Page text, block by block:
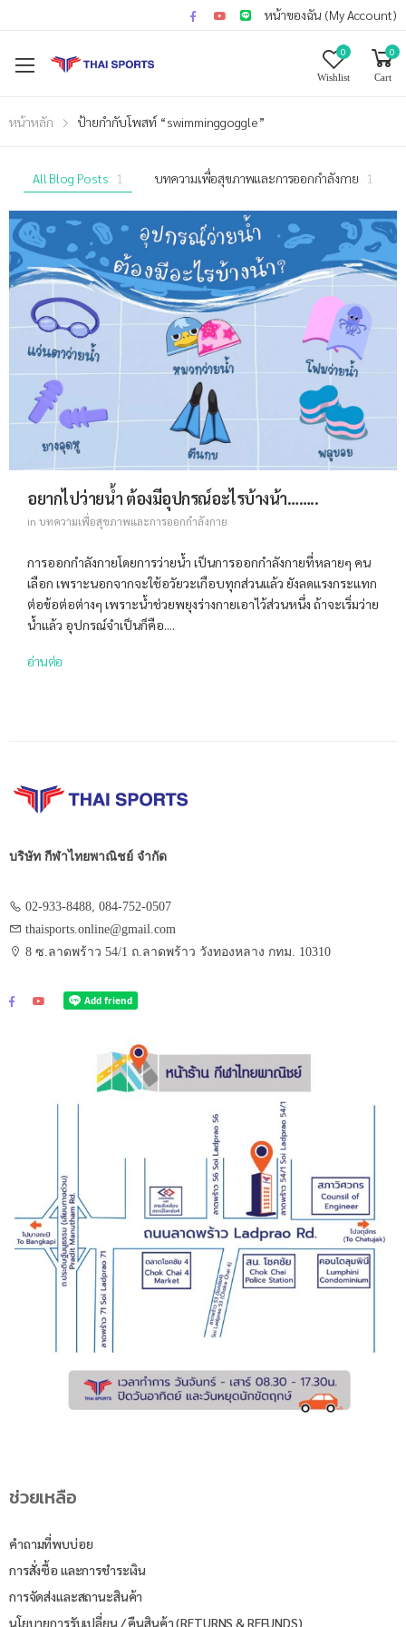
หน้าของฉัน (My Account)
0
Wishlist
0
Cart
หน้าหลัก ป้ายกำกับโพสท์ “swimminggoggle”
All Blog Posts 1 บทความเพื่อสุขภาพและการออกกำลังกาย 1
อยากไปว่ายน้ำ ต้องมีอุปกรณ์อะไรบ้างน้า……..
in บทความเพื่อสุขภาพและการออกกำลังกาย
การออกกำลังกายโดยการว่ายน้ำ เป็นการออกกำลังกายที่หลายๆ คน
เลือก เพราะนอกจากจะใช้อวัยวะเกือบทุกส่วนแล้ว ยังลดแรงกระแทก
ต่อข้อต่อต่างๆ เพราะน้ำช่วยพยุงร่างกายเอาไว้ส่วนหนึ่ง ถ้าจะเริ่มว่าย
น้ำแล้ว อุปกรณ์จำเป็นก็คือ....
อ่านต่อ
บริษัท กีฬาไทยพาณิชย์ จำกัด
02-933-8488, 084-752-0507
thaisports.online@gmail.com
8 ซ.ลาดพร้าว 54/1 ถ.ลาดพร้าว วังทองหลาง กทม. 10310
ช่วยเหลือ
คำถามที่พบบ่อย
การสั่งซื้อ และการชำระเงิน
การจัดส่งและสถานะสินค้า
นโยบายการรับเปลี่ยน / คืนสินค้า (RETURNS & REFUNDS)